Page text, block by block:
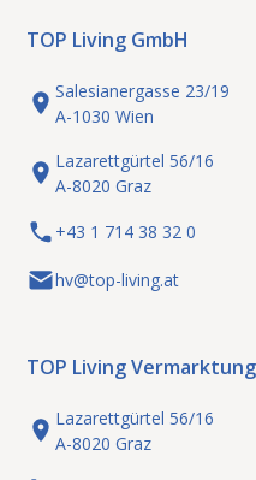
TOP Living GmbH
Salesianergasse 23/19
A-1030 Wien
Lazarettgürtel 56/16
A-8020 Graz
+43 1 714 38 32 0
hv@top-living.at
TOP Living Vermarktung
Lazarettgürtel 56/16
A-8020 Graz